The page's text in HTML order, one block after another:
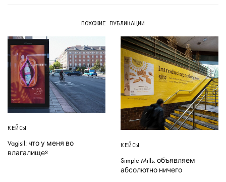
ПОХОЖИЕ ПУБЛИКАЦИИ
КЕЙСЫ
Vagisil: что у меня во
влагалище?
КЕЙСЫ
Simple Mills: объявляем
абсолютно ничего